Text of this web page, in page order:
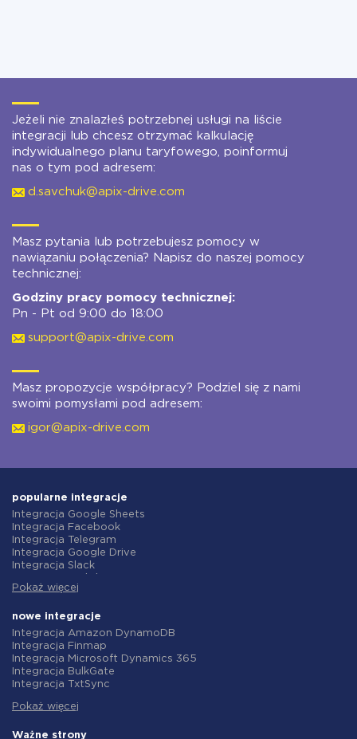
Jeżeli nie znalazłeś potrzebnej usługi na liście
integracji lub chcesz otrzymać kalkulację
indywidualnego planu taryfowego, poinformuj
nas o tym pod adresem:
d.savchuk@apix-drive.com
Masz pytania lub potrzebujesz pomocy w
nawiązaniu połączenia? Napisz do naszej pomocy
technicznej:
Godziny pracy pomocy technicznej:
Pn - Pt od 9:00 do 18:00
support@apix-drive.com
Masz propozycje współpracy? Podziel się z nami
swoimi pomysłami pod adresem:
igor@apix-drive.com
popularne integracje
Integracja Google Sheets
Integracja Facebook
Integracja Telegram
Integracja Google Drive
Integracja Slack
Integracja Gmail
Integracja ClickUp
Integracja Airtable
Integracja Google Contacts
Integracja OpenAI (ChatGPT)
Integracja Instagram
Integracja ActiveCampaign
Integracja Salesforce CRM
Integracja Notion
Pokaż więcej
nowe integracje
Integracja Amazon DynamoDB
Integracja Finmap
Integracja Microsoft Dynamics 365
Integracja BulkGate
Integracja TxtSync
Integracja Corezoid
Integracja Instasent
Pokaż więcej
Ważne strony